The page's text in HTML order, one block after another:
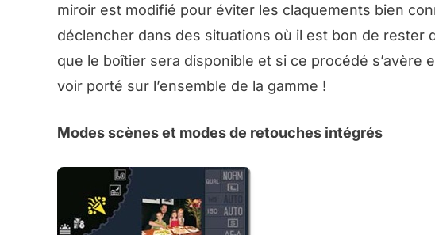
miroir est modifié pour éviter les claquements bien
déclencher dans des situations où il est bon de
que le boîtier sera disponible et si ce procédé
voir porté sur l’ensemble de la gamme !
Modes scènes et modes de retouches intégrés